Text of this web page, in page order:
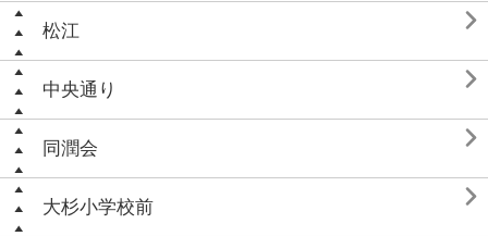
松江 
中央通り 
同潤会 
大杉小学校前 